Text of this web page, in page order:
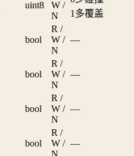
uint8
W /
N
1 多覆盖
bool
R /
W /
N
—
bool
R /
W /
N
—
bool
R /
W /
N
—
bool
R /
W /
N
—